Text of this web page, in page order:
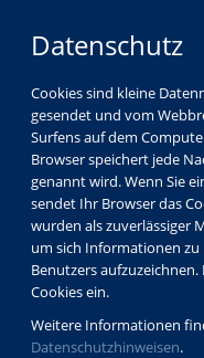
Datenschutz
Cookies sind kleine
gesendet und vom
Surfens auf dem
Browser speichert jede
genannt wird. Wenn Sie
sendet Ihr Browser das
wurden als zuverlässiger
um sich Informationen
Benutzers
Cookies ein.
Weitere Informationen
Datenschutzhinweisen.
Programm